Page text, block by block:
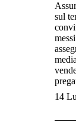
sul
14